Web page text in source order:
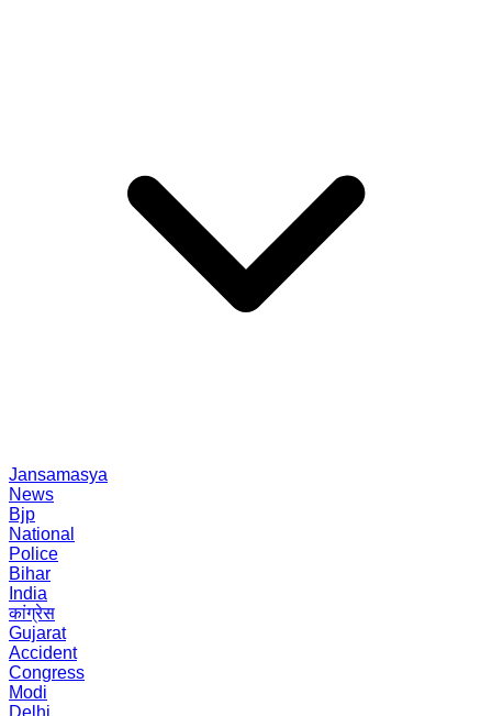
Jansamasya
News
Bjp
National
Police
Bihar
India
कांग्रेस
Gujarat
Accident
Congress
Modi
Delhi